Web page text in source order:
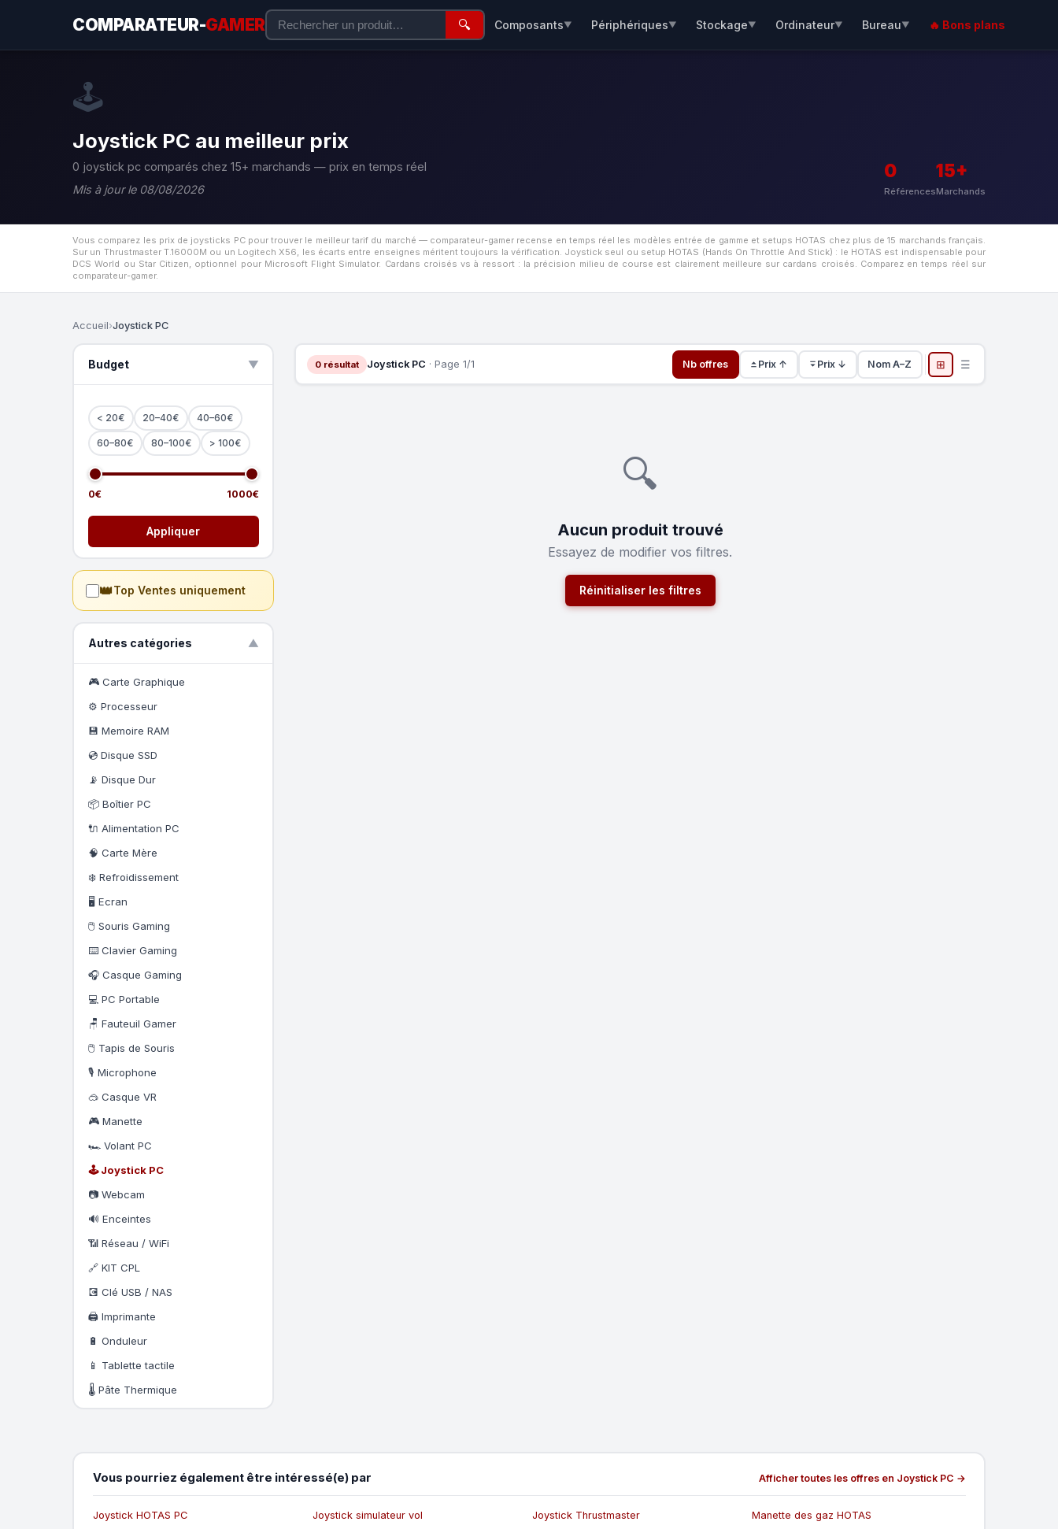
COMPARATEUR-GAMER 🔍 Composants▼ Périphériques▼ Stockage▼ Ordinateur▼ Bureau▼ 🔥 Bons plans
🕹️
Joystick PC au meilleur prix
0 joystick pc comparés chez 15+ marchands — prix en temps réel
Mis à jour le 08/08/2026
0
Références
15+
Marchands
Vous comparez les prix de joysticks PC pour trouver le meilleur tarif du marché — comparateur-gamer recense en temps réel les modèles entrée de gamme et setups HOTAS chez plus de 15 marchands français.
Sur un Thrustmaster T.16000M ou un Logitech X56, les écarts entre enseignes méritent toujours la vérification. Joystick seul ou setup HOTAS (Hands On Throttle And Stick) : le HOTAS est indispensable pour
DCS World ou Star Citizen, optionnel pour Microsoft Flight Simulator. Cardans croisés vs à ressort : la précision milieu de course est clairement meilleure sur cardans croisés. Comparez en temps réel sur
comparateur-gamer.
Accueil›Joystick PC
Budget ▲
< 20€ 20–40€ 40–60€
60–80€ 80–100€ > 100€
0€ 1000€
Appliquer
👑Top Ventes uniquement
Autres catégories ▼
🎮 Carte Graphique
⚙️ Processeur
💾 Memoire RAM
💿 Disque SSD
📡 Disque Dur
📦 Boîtier PC
🔌 Alimentation PC
🧠 Carte Mère
❄️ Refroidissement
🖥️ Ecran
🖱️ Souris Gaming
⌨️ Clavier Gaming
🎧 Casque Gaming
💻 PC Portable
🪑 Fauteuil Gamer
🖱️ Tapis de Souris
🎙️ Microphone
🥽 Casque VR
🎮 Manette
🏎️ Volant PC
🕹️ Joystick PC
📷 Webcam
🔊 Enceintes
📶 Réseau / WiFi
🔗 KIT CPL
💽 Clé USB / NAS
🖨️ Imprimante
🔋 Onduleur
📱 Tablette tactile
🌡️ Pâte Thermique
0 résultat Joystick PC · Page 1/1 Nb offres Prix ↑ Prix ↓ Nom A–Z ⊞ ☰
🔍
Aucun produit trouvé
Essayez de modifier vos filtres.
Réinitialiser les filtres
Vous pourriez également être intéressé(e) par Afficher toutes les offres en Joystick PC →
Joystick HOTAS PC Joystick simulateur vol Joystick Thrustmaster
Manette des gaz HOTAS